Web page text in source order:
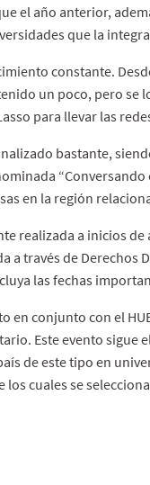
el año anterior,
que la
constante.
un poco, pero se
para llevar las
bastante,
en la región
realizada a inicios
a través de Derechos
las fechas
en conjunto con el
Este evento sigue
de este tipo en
los cuales se